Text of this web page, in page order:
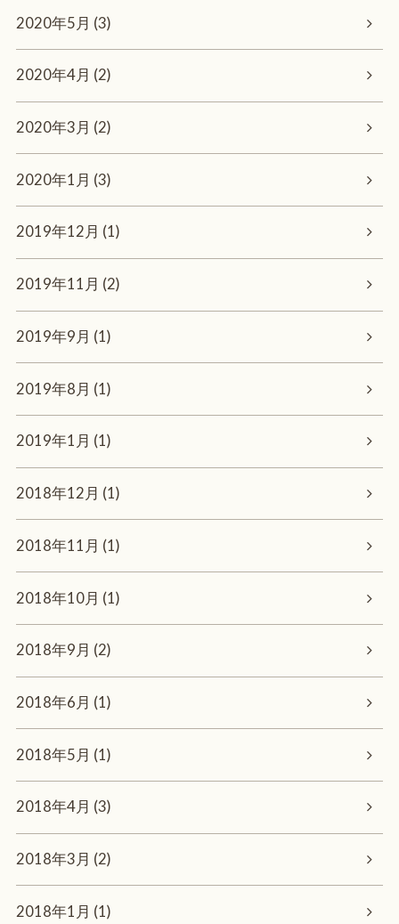
2020年5月 (3)
2020年4月 (2)
2020年3月 (2)
2020年1月 (3)
2019年12月 (1)
2019年11月 (2)
2019年9月 (1)
2019年8月 (1)
2019年1月 (1)
2018年12月 (1)
2018年11月 (1)
2018年10月 (1)
2018年9月 (2)
2018年6月 (1)
2018年5月 (1)
2018年4月 (3)
2018年3月 (2)
2018年1月 (1)